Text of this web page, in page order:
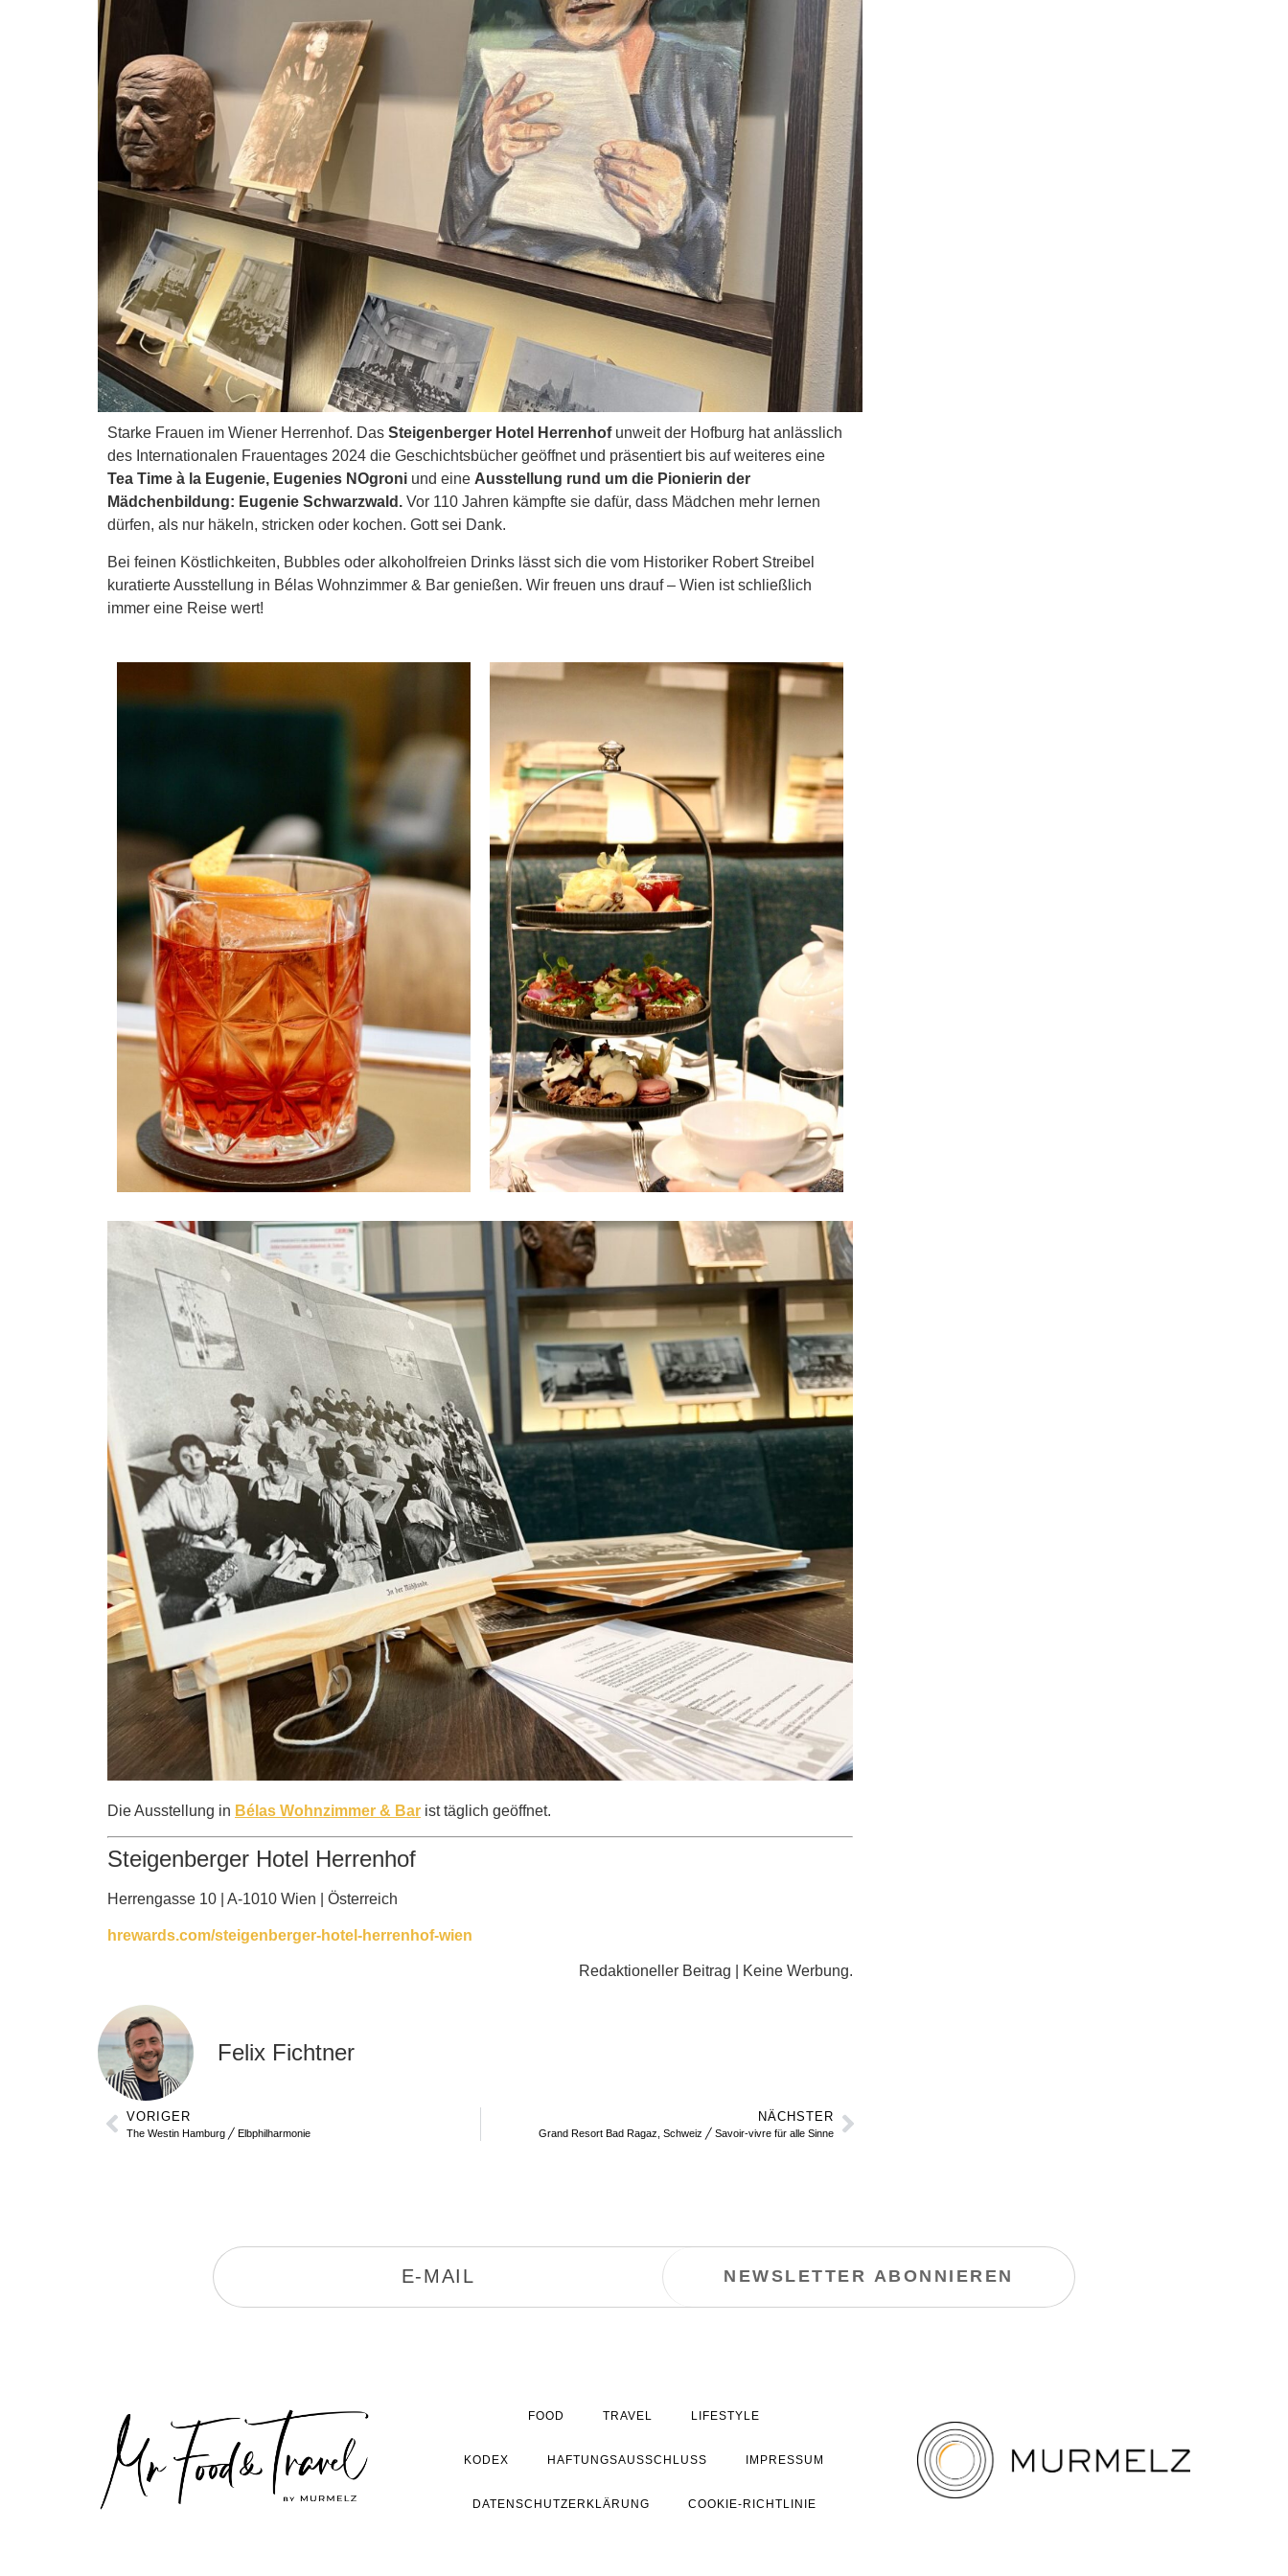
Starke Frauen im Wiener Herrenhof. Das Steigenberger Hotel Herrenhofunweit der Hofburg hat anlässlich
des Internationalen Frauentages 2024 die Geschichtsbücher geöffnet und präsentiert bis auf weiteres eine
Tea Time à la Eugenie, Eugenies NOgroni und eine Ausstellung rund um die Pionierin der
Mädchenbildung: Eugenie Schwarzwald. Vor 110 Jahren kämpfte sie dafür, dass Mädchen mehr lernen
dürfen, als nur häkeln, stricken oder kochen. Gott sei Dank.
Bei feinen Köstlichkeiten, Bubbles oder alkoholfreien Drinks lässt sich die vom Historiker Robert Streibel
kuratierte Ausstellung in Bélas Wohnzimmer & Bar genießen. Wir freuen uns drauf – Wien ist schließlich
immer eine Reise wert!
Die Ausstellung in Bélas Wohnzimmer & Bar ist täglich geöffnet.
Steigenberger Hotel Herrenhof
Herrengasse 10 | A-1010 Wien | Österreich
hrewards.com/steigenberger-hotel-herrenhof-wien
Redaktioneller Beitrag | Keine Werbung.
Felix Fichtner
VORIGER
The Westin Hamburg ╱ Elbphilharmonie
NÄCHSTER
Grand Resort Bad Ragaz, Schweiz ╱ Savoir-vivre für alle Sinne
FOOD TRAVEL LIFESTYLE
KODEX HAFTUNGSAUSSCHLUSS IMPRESSUM
DATENSCHUTZERKLÄRUNG COOKIE-RICHTLINIE